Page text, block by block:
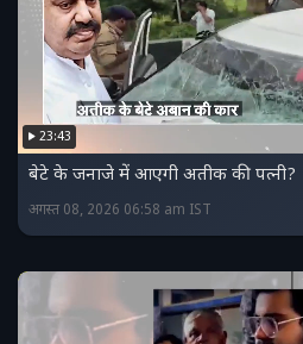
23:43
बेटे के जनाजे में आएगी अतीक की पत्नी?
अगस्त 08, 2026 06:58 am IST